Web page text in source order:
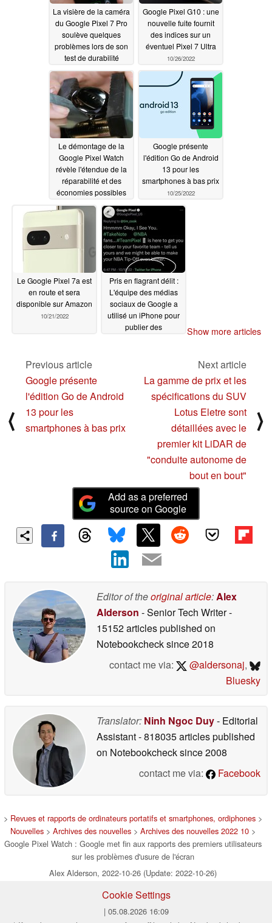
La visière de la caméra
du Google Pixel 7 Pro
soulève quelques
problèmes lors de son
test de durabilité
JerryRigEverything
11/02/2022
Google Pixel G10 : une
nouvelle fuite fournit
des indices sur un
éventuel Pixel 7 Ultra
10/26/2022
Le démontage de la
Google Pixel Watch
révèle l'étendue de la
réparabilité et des
économies possibles
10/26/2022
Google présente
l'édition Go de Android
13 pour les
smartphones à bas prix
10/25/2022
Le Google Pixel 7a est
en route et sera
disponible sur Amazon
10/21/2022
Pris en flagrant délit :
L'équipe des médias
sociaux de Google a
utilisé un iPhone pour
publier des
Show more articles
⟨
Previous article
Google présente
l'édition Go de Android
13 pour les
smartphones à bas prix
Next article
La gamme de prix et les
spécifications du SUV
Lotus Eletre sont
détaillées avec le
premier kit LiDAR de
"conduite autonome de
bout en bout"
⟩
Add as a preferred
source on Google
Editor of theoriginal article:Alex
Alderson - Senior Tech Writer-
15152 articles published on
Notebookchecksince 2018
contact me via:
@aldersonaj,
Bluesky
Translator: Ninh Ngoc Duy- Editorial
Assistant- 818035 articles published
on Notebookchecksince 2008
contact me via:
Facebook
> Revues et rapports de ordinateurs portatifs et smartphones, ordiphones >
Nouvelles > Archives des nouvelles > Archives des nouvelles 2022 10 >
Google Pixel Watch : Google met fin aux rapports des premiers utilisateurs
sur les problèmes d'usure de l'écran
Alex Alderson, 2022-10-26 (Update: 2022-10-26)
Cookie Settings
| 05.08.2026 16:09